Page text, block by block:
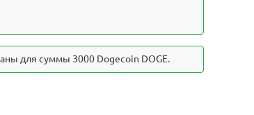
для суммы 3000 Dogecoin DOGE.